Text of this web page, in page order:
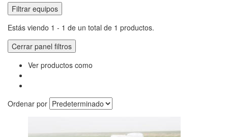
Filtrar equipos
Estás viendo 1 - 1 de un total de 1 productos.
Cerrar panel filtros
Ver productos como
Ordenar por